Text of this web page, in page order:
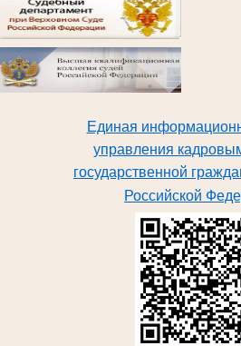
Единая
управления
государственной
Российской